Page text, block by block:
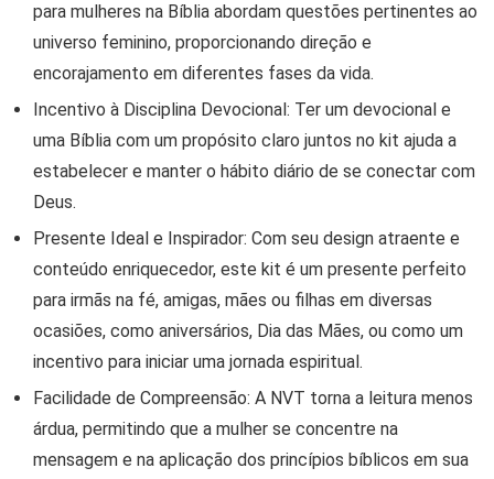
para mulheres na Bíblia abordam questões pertinentes ao
universo feminino, proporcionando direção e
encorajamento em diferentes fases da vida.
Incentivo à Disciplina Devocional: Ter um devocional e
uma Bíblia com um propósito claro juntos no kit ajuda a
estabelecer e manter o hábito diário de se conectar com
Deus.
Presente Ideal e Inspirador: Com seu design atraente e
conteúdo enriquecedor, este kit é um presente perfeito
para irmãs na fé, amigas, mães ou filhas em diversas
ocasiões, como aniversários, Dia das Mães, ou como um
incentivo para iniciar uma jornada espiritual.
Facilidade de Compreensão: A NVT torna a leitura menos
árdua, permitindo que a mulher se concentre na
mensagem e na aplicação dos princípios bíblicos em sua